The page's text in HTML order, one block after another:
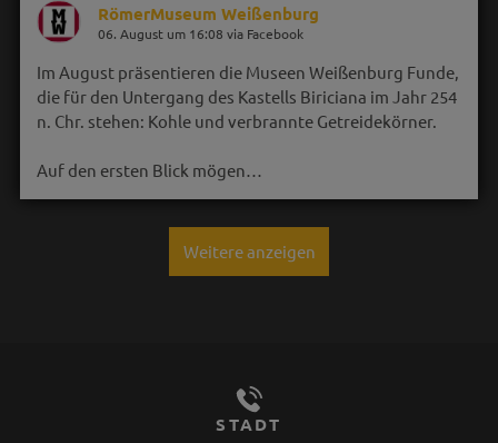
RömerMuseum Weißenburg
06. August um 16:08 via Facebook
Im August präsentieren die Museen Weißenburg Funde,
die für den Untergang des Kastells Biriciana im Jahr 254
n. Chr. stehen: Kohle und verbrannte Getreidekörner.
Auf den ersten Blick mögen…
Weitere anzeigen
STADT